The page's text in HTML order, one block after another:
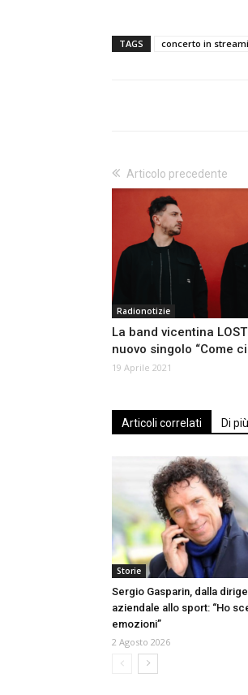
TAGS concerto in
Articolo precedente
Radionotizie
La band vicentina
nuovo singolo “Come
19 Aprile 2021
Articoli correlati Di
Storie
Sergio Gasparin, dalla
aziendale allo sport: “Ho
emozioni”
2 Agosto 2026